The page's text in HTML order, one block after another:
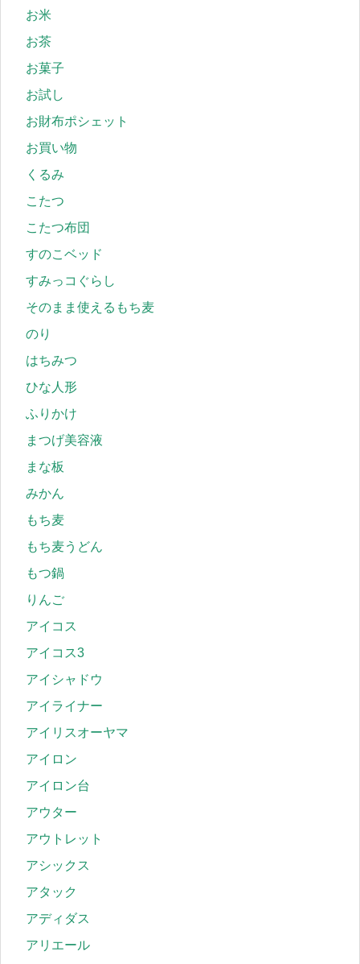
お米
お茶
お菓子
お試し
お財布ポシェット
お買い物
くるみ
こたつ
こたつ布団
すのこベッド
すみっコぐらし
そのまま使えるもち麦
のり
はちみつ
ひな人形
ふりかけ
まつげ美容液
まな板
みかん
もち麦
もち麦うどん
もつ鍋
りんご
アイコス
アイコス3
アイシャドウ
アイライナー
アイリスオーヤマ
アイロン
アイロン台
アウター
アウトレット
アシックス
アタック
アディダス
アリエール